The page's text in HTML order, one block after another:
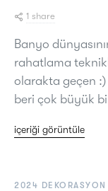
1 share
Banyo
rahatlama
olarakta geçen
beri çok büyük
içeriği görüntüle
2024 DEKORASYON